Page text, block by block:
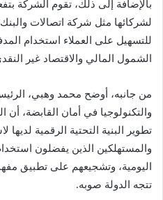
بالإضافة إلى ذلك، تقوم الشركة
لشركائها مثل شركة اتصالات
للتسهيل على العملاء استخدام
الشمول المالي والاقتصاد غير النقدي
من جانبه، أوضح محمد وهبي،
والتكنولوجيا في أمان القابضة،
تطوير البنية التحتية الرقمية
والمستهلكين الذين يفضلون
اليومية، وتشجيعهم على تطبيق
تتجه الدولة صوبه.